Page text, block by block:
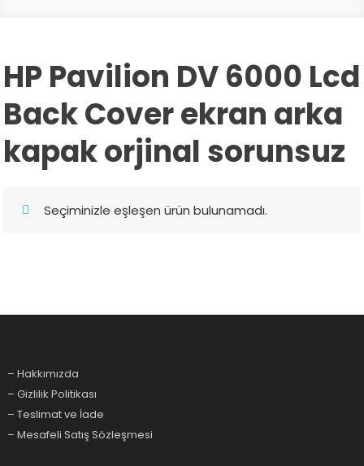
HP Pavilion DV 6000 Lcd
Back Cover ekran arka
kapak orjinal sorunsuz
Seçiminizle eşleşen ürün bulunamadı.
– Hakkımızda
– Gizlilik Politikası
– Teslimat ve İade
– Mesafeli Satış Sözleşmesi